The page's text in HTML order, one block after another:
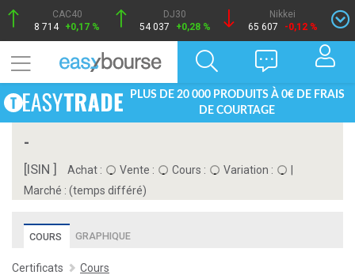
CAC40
8 714 +0,17 %
DJ30
54 037
+0,28 %
Nikkei
65 607
-0,12 %
PLUS DE 20 000 PRODUITS À 0€ DE FRAIS
DE COURTAGE
-
[ISIN ] Achat : Vente : Cours : Variation :
Marché : (temps différé)
COURS GRAPHIQUE
Certificats Cours